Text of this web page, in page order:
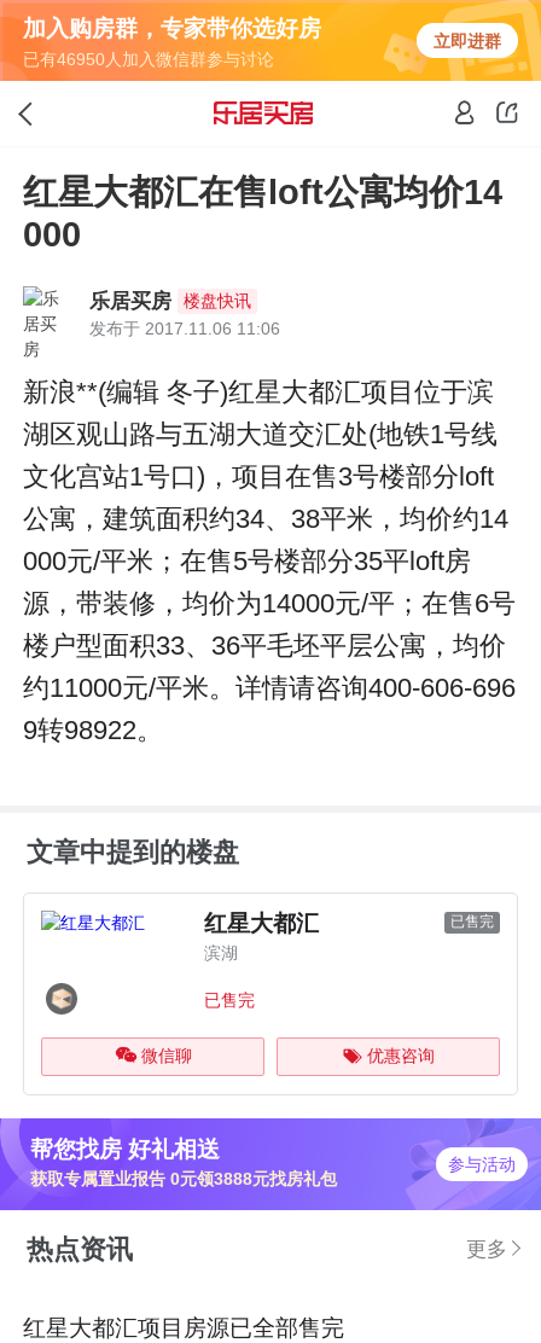
加入购房群，专家带你选好房
已有46950人加入微信群参与讨论
立即进群
红星大都汇在售loft公寓均价14
000
乐居买房
楼盘快讯
发布于 2017.11.06 11:06
新浪**(编辑 冬子)红星大都汇项目位于滨
湖区观山路与五湖大道交汇处(地铁1号线
文化宫站1号口)，项目在售3号楼部分loft
公寓，建筑面积约34、38平米，均价约14
000元/平米；在售5号楼部分35平loft房
源，带装修，均价为14000元/平；在售6号
楼户型面积33、36平毛坯平层公寓，均价
约11000元/平米。详情请咨询400-606-696
9转98922。
文章中提到的楼盘
红星大都汇 已售完
滨湖
已售完
微信聊 优惠咨询
帮您找房 好礼相送
获取专属置业报告 0元领3888元找房礼包
参与活动
热点资讯 更多
红星大都汇项目房源已全部售完